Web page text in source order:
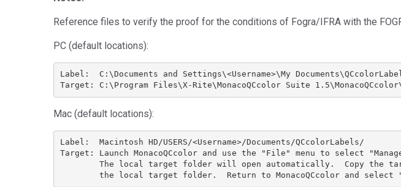
Reference files to verify the proof for the conditions of Fogra/IFRA with the
PC (default locations):
Label:  C:\Documents and Settings\<Username>\My
Target: C:\Program Files\X-Rite\MonacoQCcolor Suite
Mac (default locations):
Label:  Macintosh HD/USERS/<Username>/Documents/QCcolorLabels/
Target: Launch MonacoQCcolor and use the "File" menu to select
The local target folder will open automatically.  Copy the
the local target folder.  Return to MonacoQCcolor and select